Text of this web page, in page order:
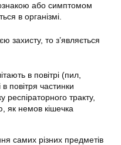
або симптомом
в організмі.
захисту, то з’являється
в повітрі (пил,
повітря частинки
респіраторного тракту,
як немов кішечка
самих різних предметів